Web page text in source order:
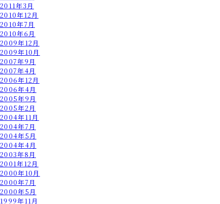
2011年3月
2010年12月
2010年7月
2010年6月
2009年12月
2009年10月
2007年9月
2007年4月
2006年12月
2006年4月
2005年9月
2005年2月
2004年11月
2004年7月
2004年5月
2004年4月
2003年8月
2001年12月
2000年10月
2000年7月
2000年5月
1999年11月